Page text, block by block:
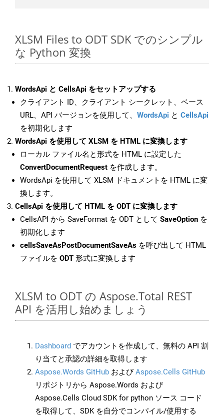
XLSM Files to ODT SDK でのシンプル
な Python 変換
WordsApi と CellsApi をセットアップする
クライアント ID、クライアント シークレット、ベース
URL、API バージョンを使用して、 WordsApi と CellsApi
を初期化します
WordsApi を使用して XLSM を HTML に変換します
ローカル ファイル名と形式を HTML に設定した
ConvertDocumentRequest を作成します。
WordsApi を使用して XLSM ドキュメントを HTML に変
換します。
CellsApi を使用して HTML を ODT に変換します
CellsAPI から SaveFormat を ODT として SaveOption を
初期化します
cellsSaveAsPostDocumentSaveAs を呼び出して HTML
ファイルを ODT 形式に変換します
XLSM to ODT の Aspose.Total REST
API を活用し始めましょう
Dashboard でアカウントを作成して、無料の API 割
り当てと承認の詳細を取得します
Aspose.Words GitHub およびAspose.Cells GitHub
リポジトリから Aspose.Words および
Aspose.Cells Cloud SDK for python ソース コード
を取得して、SDK を自分でコンパイル/使用する